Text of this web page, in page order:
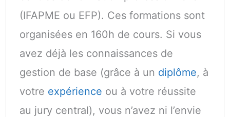
(IFAPME ou EFP). Ces formations sont
organisées en 160h de cours. Si vous
avez déjà les connaissances de
gestion de base (grâce à un diplôme, à
votre expérience ou à votre réussite
au jury central), vous n’avez ni l’envie